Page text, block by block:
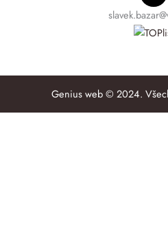
Genius web © 2024.